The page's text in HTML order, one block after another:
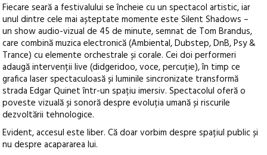
Fiecare seară a festivalului se încheie cu un spectacol artistic, iar
unul dintre cele mai așteptate momente este Silent Shadows –
un show audio-vizual de 45 de minute, semnat de Tom Brandus,
care combină muzica electronică (Ambiental, Dubstep, DnB, Psy &
Trance) cu elemente orchestrale și corale. Cei doi performeri
adaugă intervenții live (didgeridoo, voce, percuție), în timp ce
grafica laser spectaculoasă și luminile sincronizate transformă
strada Edgar Quinet într-un spațiu imersiv. Spectacolul oferă o
poveste vizuală și sonoră despre evoluția umană și riscurile
dezvoltării tehnologice.
Evident, accesul este liber. Că doar vorbim despre spațiul public și
nu despre acapararea lui.